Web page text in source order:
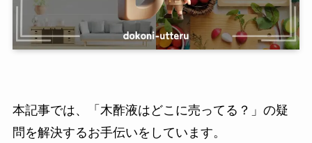
本記事では、「木酢液はどこに売ってる？」の疑
問を解決するお手伝いをしています。